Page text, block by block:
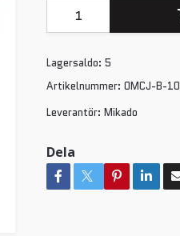
Lagersaldo: 5
Artikelnummer: OMCJ-B-10
Leverantör: Mikado
Dela